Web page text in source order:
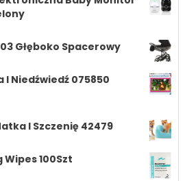
Głęboko Spacerowy
I Niedźwiedź 075850
I Szczenię 42479
100Szt